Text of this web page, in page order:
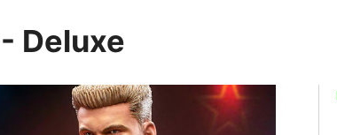
Deluxe